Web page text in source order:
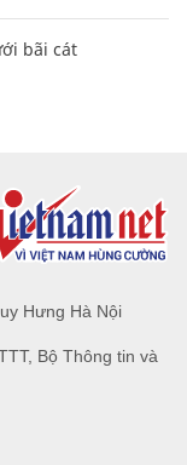
bãi cát
Hưng Hà Nội
Bộ Thông tin và